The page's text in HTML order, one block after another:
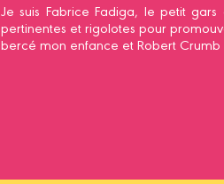
Je suis Fabrice Fadiga, le petit
pertinentes et rigolotes pour
bercé mon enfance et Robert